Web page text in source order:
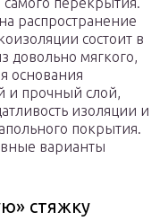
распространение
состоит в
довольно мягкого,
основания
и прочный слой,
изоляции и
покрытия.
варианты
стяжку